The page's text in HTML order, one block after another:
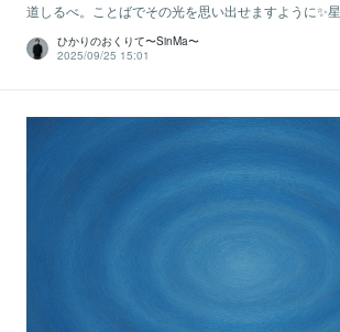
道しるべ。ことばでその光を思い出せますように✨
ひかりのおくりて〜SinMa〜
2025/09/25 15:01